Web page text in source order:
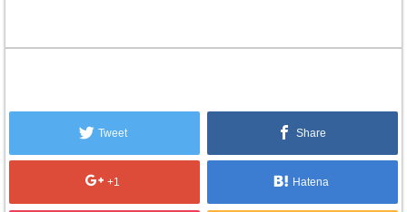
Tweet Share
+1 Hatena